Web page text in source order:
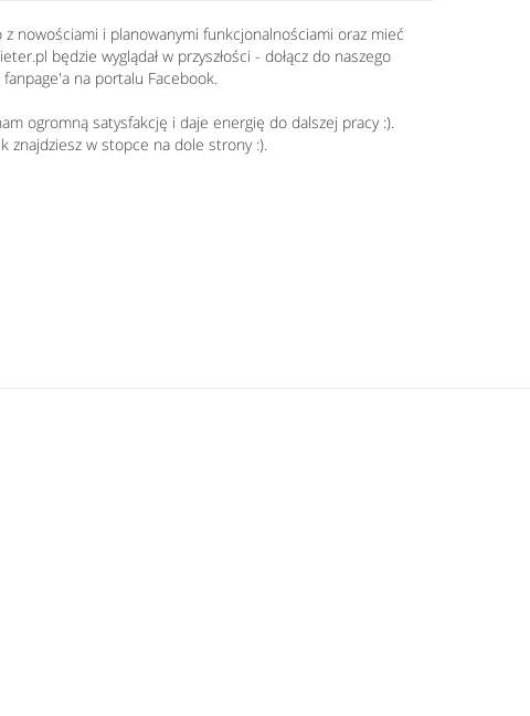
z nowościami i planowanymi funkcjonalnościami oraz mieć
będzie wyglądał w przyszłości - dołącz do naszego
fanpage'a na portalu Facebook.
ogromną satysfakcję i daje energię do dalszej pracy :).
znajdziesz w stopce na dole strony :).